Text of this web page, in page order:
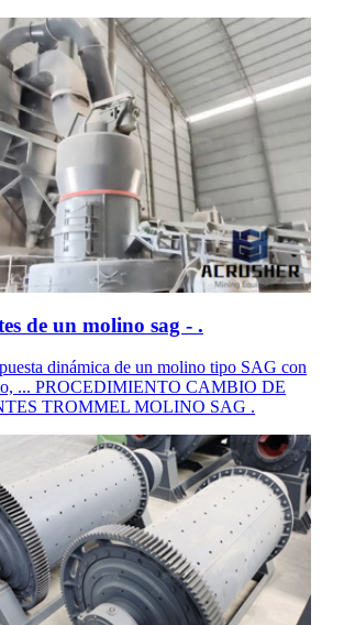
de un molino sag - .
dinámica de un molino tipo SAG con
... PROCEDIMIENTO CAMBIO DE
TROMMEL MOLINO SAG .